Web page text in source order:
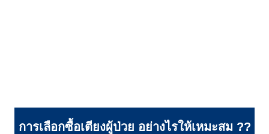
การเลือกซื้อเตียงผู้ป่วย อย่างไรให้เหมะสม ??